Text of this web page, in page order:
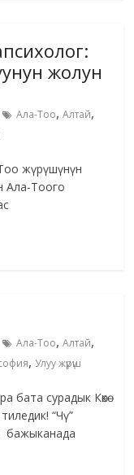
жолун
Ала-Тоо,Алтай,
жүрүшүнүн
Ала-Тоого
Ала-Тоо,Алтай,
, Улуу жүрүш
бата сурадык Көкө
“Чү”
бажыканада